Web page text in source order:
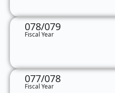
078/079
Fiscal Year
077/078
Fiscal Year